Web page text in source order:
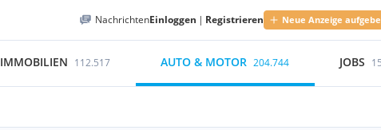
NachrichtenEinloggen | Registrieren Neue Anzeige
IMMOBILIEN 112.517 AUTO & MOTOR 204.744 JOBS